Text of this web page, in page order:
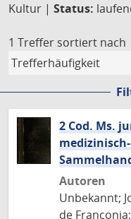
Kultur | Status:
1 Treffer sortiert nach
2 Cod. Ms.
Autoren
Unbekannt;
de